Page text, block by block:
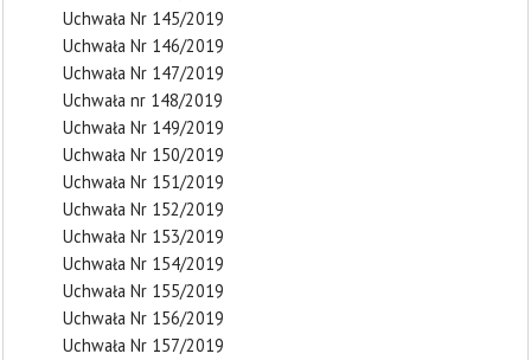
Uchwała Nr 145/2019
Uchwała Nr 146/2019
Uchwała Nr 147/2019
Uchwała nr 148/2019
Uchwała Nr 149/2019
Uchwała Nr 150/2019
Uchwała Nr 151/2019
Uchwała Nr 152/2019
Uchwała Nr 153/2019
Uchwała Nr 154/2019
Uchwała Nr 155/2019
Uchwała Nr 156/2019
Uchwała Nr 157/2019